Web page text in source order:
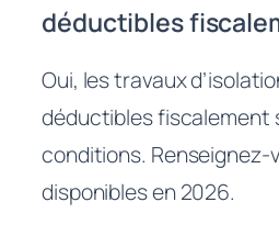
déductibles
Oui, les travaux
déductibles fiscalement
conditions. Renseignez-
disponibles en 2026.